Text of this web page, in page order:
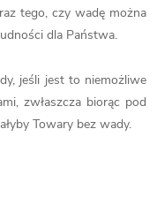
tego, czy wadę można
dla Państwa.
jeśli jest to niemożliwe
zwłaszcza biorąc pod
Towary bez wady.